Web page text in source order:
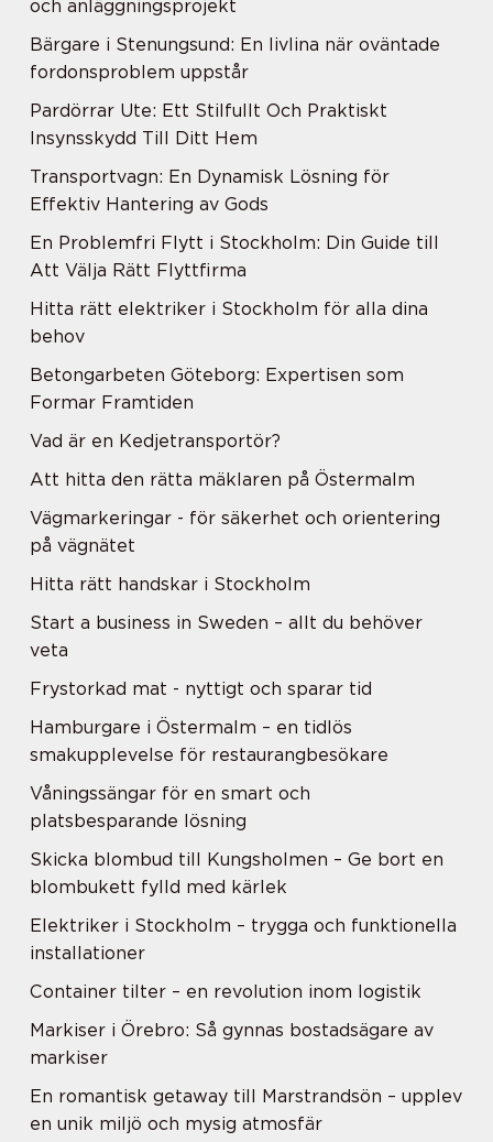
och anläggningsprojekt
Bärgare i Stenungsund: En livlina när oväntade
fordonsproblem uppstår
Pardörrar Ute: Ett Stilfullt Och Praktiskt
Insynsskydd Till Ditt Hem
Transportvagn: En Dynamisk Lösning för
Effektiv Hantering av Gods
En Problemfri Flytt i Stockholm: Din Guide till
Att Välja Rätt Flyttfirma
Hitta rätt elektriker i Stockholm för alla dina
behov
Betongarbeten Göteborg: Expertisen som
Formar Framtiden
Vad är en Kedjetransportör?
Att hitta den rätta mäklaren på Östermalm
Vägmarkeringar - för säkerhet och orientering
på vägnätet
Hitta rätt handskar i Stockholm
Start a business in Sweden – allt du behöver
veta
Frystorkad mat - nyttigt och sparar tid
Hamburgare i Östermalm – en tidlös
smakupplevelse för restaurangbesökare
Våningssängar för en smart och
platsbesparande lösning
Skicka blombud till Kungsholmen – Ge bort en
blombukett fylld med kärlek
Elektriker i Stockholm – trygga och funktionella
installationer
Container tilter – en revolution inom logistik
Markiser i Örebro: Så gynnas bostadsägare av
markiser
En romantisk getaway till Marstrandsön – upplev
en unik miljö och mysig atmosfär